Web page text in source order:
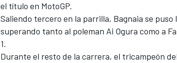
el título en MotoGP.
Saliendo tercero en la parrilla, Bagnaia se
superando tanto al poleman Ai Ogura como a
1.
Durante el resto de la carrera, el tricampeón